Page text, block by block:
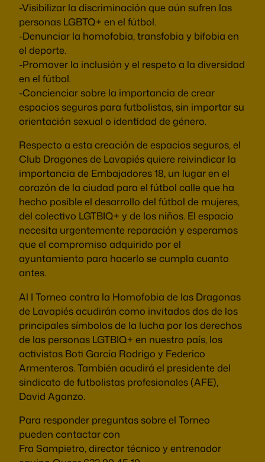
-Visibilizar la discriminación que aún sufren las
personas LGBTQ+ en el fútbol.
-Denunciar la homofobia, transfobia y bifobia en
el deporte.
-Promover la inclusión y el respeto a la diversidad
en el fútbol.
-Concienciar sobre la importancia de crear
espacios seguros para futbolistas, sin importar su
orientación sexual o identidad de género.
Respecto a esta creación de espacios seguros, el
Club Dragones de Lavapiés quiere reivindicar la
importancia de Embajadores 18, un lugar en el
corazón de la ciudad para el fútbol calle que ha
hecho posible el desarrollo del fútbol de mujeres,
del colectivo LGTBIQ+ y de los niños. El espacio
necesita urgentemente reparación y esperamos
que el compromiso adquirido por el
ayuntamiento para hacerlo se cumpla cuanto
antes.
Al I Torneo contra la Homofobia de las Dragonas
de Lavapiés acudirán como invitados dos de los
principales símbolos de la lucha por los derechos
de las personas LGTBIQ+ en nuestro país, los
activistas Boti García Rodrigo y Federico
Armenteros. También acudirá el presidente del
sindicato de futbolistas profesionales (AFE),
David Aganzo.
Para responder preguntas sobre el Torneo
pueden contactar con
Fra Sampietro, director técnico y entrenador